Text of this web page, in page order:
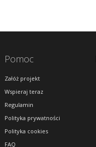
Pomoc
Załóż projekt
Wspieraj teraz
Regulamin
Polityka prywatności
Polityka cookies
FAQ